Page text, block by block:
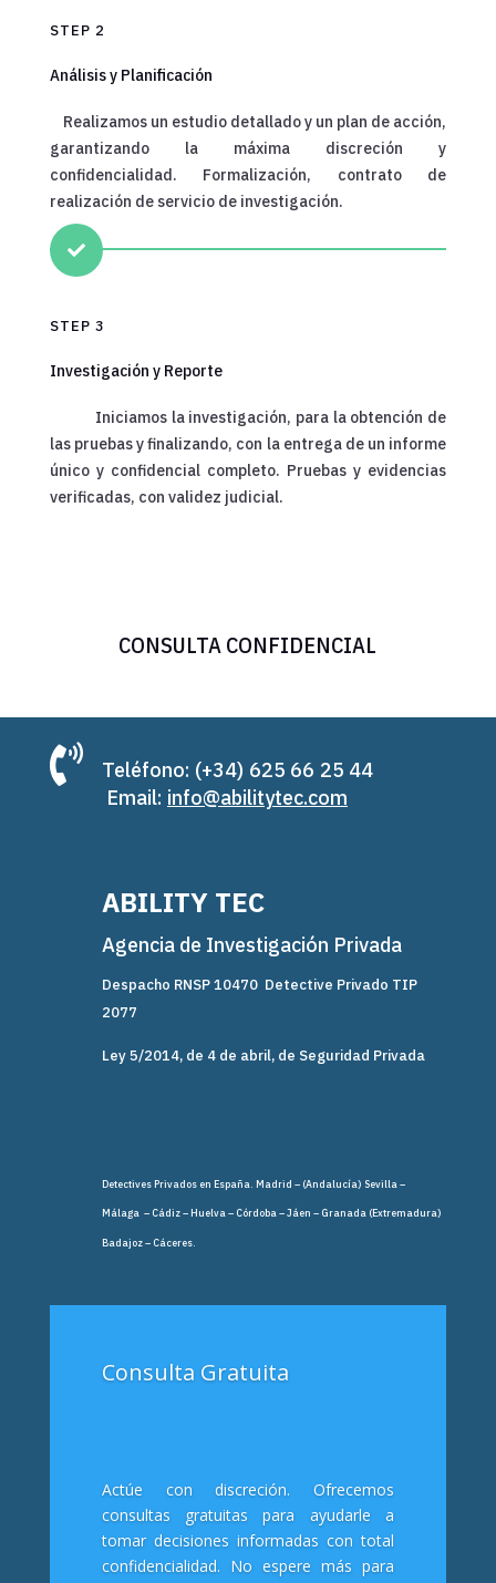
STEP 2
Análisis y Planificación
Realizamos un estudio detallado y un plan de acción,
garantizando la máxima discreción y
confidencialidad. Formalización, contrato de
realización de servicio de investigación.

STEP 3
Investigación y Reporte
Iniciamos la investigación, para la obtención de
las pruebas y finalizando, con la entrega de un informe
único y confidencial completo. Pruebas y evidencias
verificadas, con validez judicial.
CONSULTA CONFIDENCIAL

Teléfono: (+34) 625 66 25 44
Email: info@abilitytec.com
ABILITY TEC
Agencia de Investigación Privada
Despacho RNSP 10470 Detective Privado TIP
2077
Ley 5/2014, de 4 de abril, de Seguridad Privada
Detectives Privados en España. Madrid – (Andalucía) Sevilla –
Málaga – Cádiz – Huelva – Córdoba – Jáen – Granada (Extremadura)
Badajoz – Cáceres.
Consulta Gratuita
Actúe con discreción. Ofrecemos
consultas gratuitas para ayudarle a
tomar decisiones informadas con total
confidencialidad. No espere más para